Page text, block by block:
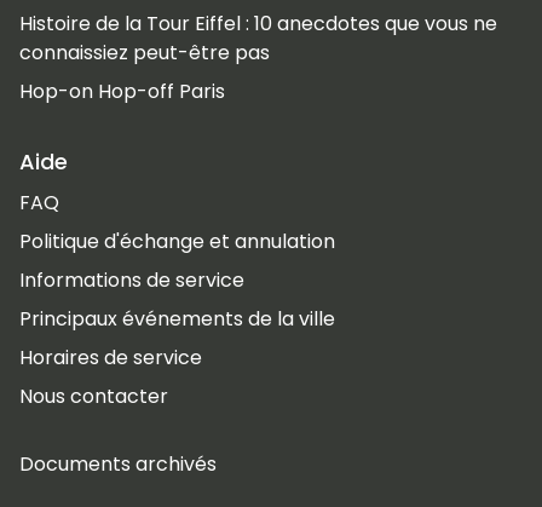
Histoire de la Tour Eiffel : 10 anecdotes que vous ne
connaissiez peut-être pas
Hop-on Hop-off Paris
Aide
FAQ
Politique d'échange et annulation
Informations de service
Principaux événements de la ville
Horaires de service
Nous contacter
Documents archivés